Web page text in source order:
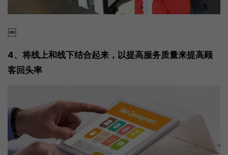
￼
4、将线上和线下结合起来，以提高服务质量来提高顾
客回头率